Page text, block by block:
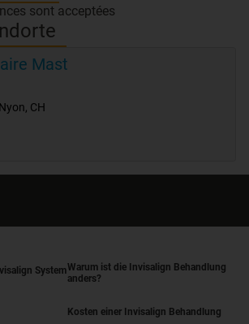
sont acceptées
Mast
Nyon, CH
SystemWarum ist die Invisalign Behandlung
anders?
Kosten einer Invisalign Behandlung